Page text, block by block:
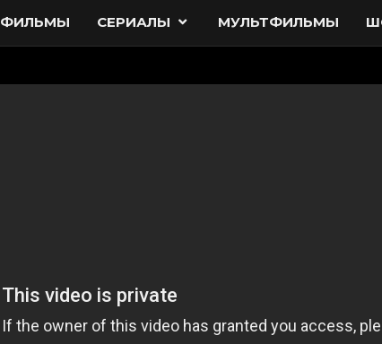
ФИЛЬМЫ СЕРИАЛЫ МУЛЬТФИЛЬМЫ